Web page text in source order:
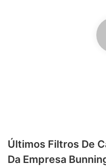
Últimos Filtros De
Da Empresa